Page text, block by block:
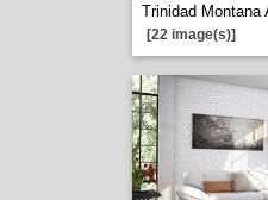
Trinidad Montana
[22 image(s)]